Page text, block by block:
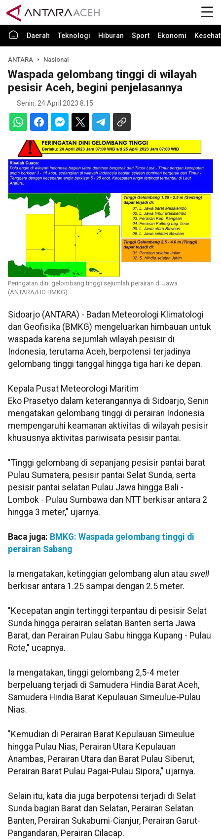
Daerah Teknologi Hiburan Sport Ekonomi
ANTARA Nasional
Waspada gelombang tinggi di wilayah
pesisir Aceh, begini penjelasannya
Senin, 24 April 2023 8:15
Peringatan dini gelombang tinggi sejumlah perairan di Jawa
(ANTARA/HO BMKG)
Sidoarjo (ANTARA) - Badan Meteorologi Klimatologi
dan Geofisika (BMKG) mengeluarkan himbauan untuk
waspada karena sejumlah wilayah pesisir di
Indonesia, terutama Aceh, berpotensi terjadinya
gelombang tinggi tanggal hingga tiga hari ke depan.
Kepala Pusat Meteorologi Maritim
Eko Prasetyo dalam keterangannya di Sidoarjo, Senin
mengatakan gelombang tinggi di perairan Indonesia
mempengaruhi keamanan aktivitas di wilayah pesisir
khususnya aktivitas pariwisata pesisir pantai.
"Tinggi gelombang di sepanjang pesisir pantai barat
Pulau Sumatera, pesisir pantai Selat Sunda, serta
pesisir pantai selatan Pulau Jawa hingga Bali -
Lombok - Pulau Sumbawa dan NTT berkisar antara 2
hingga 3 meter," ujarnya.
Baca juga: BMKG: Waspada gelombang tinggi di
perairan Sabang
Ia mengatakan, ketinggian gelombang alun atau swell
berkisar antara 1.25 sampai dengan 2.5 meter.
"Kecepatan angin tertinggi terpantau di pesisir Selat
Sunda hingga perairan selatan Banten serta Jawa
Barat, dan Perairan Pulau Sabu hingga Kupang - Pulau
Rote," ucapnya.
Ia mengatakan, tinggi gelombang 2,5-4 meter
berpeluang terjadi di Samudera Hindia Barat Aceh,
Samudera Hindia Barat Kepulauan Simeulue-Pulau
Nias.
"Kemudian di Perairan Barat Kepulauan Simeulue
hingga Pulau Nias, Perairan Utara Kepulauan
Anambas, Perairan Utara dan Barat Pulau Siberut,
Perairan Barat Pulau Pagai-Pulau Sipora," ujarnya.
Selain itu, kata dia juga berpotensi terjadi di Selat
Sunda bagian Barat dan Selatan, Perairan Selatan
Banten, Perairan Sukabumi-Cianjur, Perairan Garut-
Pangandaran, Perairan Cilacap.